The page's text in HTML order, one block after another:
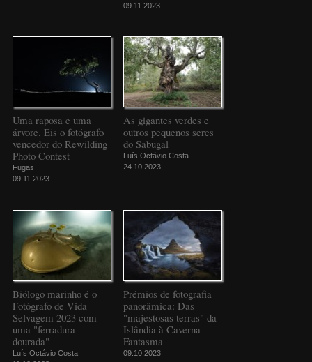
09.11.2023
Uma raposa e uma
árvore. Eis o fotógrafo
vencedor do Rewilding
Photo Contest
Fugas
09.11.2023
As gigantes verdes e
outros pequenos seres
do Sabugal
Luís Octávio Costa
24.10.2023
Biólogo marinho é o
Fotógrafo de Vida
Selvagem 2023 com
uma "ferradura
dourada"
Luís Octávio Costa
Prémios de fotografia
panorâmica: Das
"majestosas terras" da
Islândia à Caverna
Fantasma
09.10.2023